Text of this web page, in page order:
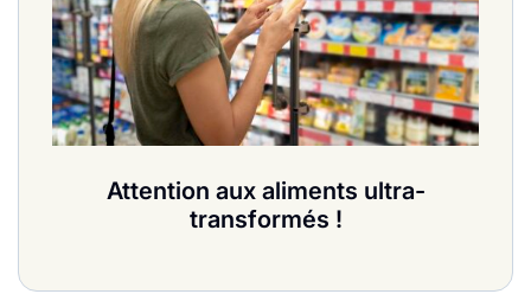
Attention aux aliments ultra-
transformés !